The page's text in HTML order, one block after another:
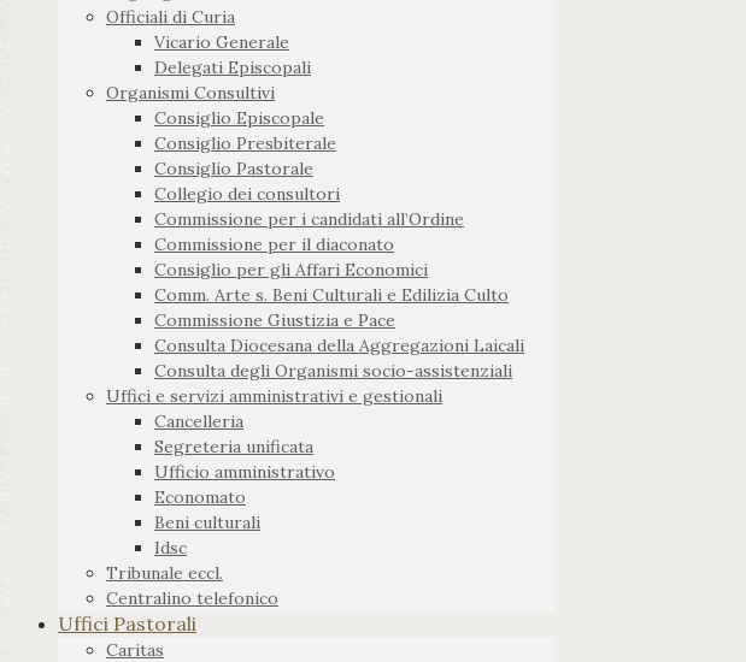
Officiali di Curia
Vicario Generale
Delegati Episcopali
Organismi Consultivi
Consiglio Episcopale
Consiglio Presbiterale
Consiglio Pastorale
Collegio dei consultori
Commissione per i candidati all’Ordine
Commissione per il diaconato
Consiglio per gli Affari Economici
Comm. Arte s. Beni Culturali e Edilizia Culto
Commissione Giustizia e Pace
Consulta Diocesana della Aggregazioni Laicali
Consulta degli Organismi socio-assistenziali
Uffici e servizi amministrativi e gestionali
Cancelleria
Segreteria unificata
Ufficio amministrativo
Economato
Beni culturali
Idsc
Tribunale eccl.
Centralino telefonico
Uffici Pastorali
Caritas